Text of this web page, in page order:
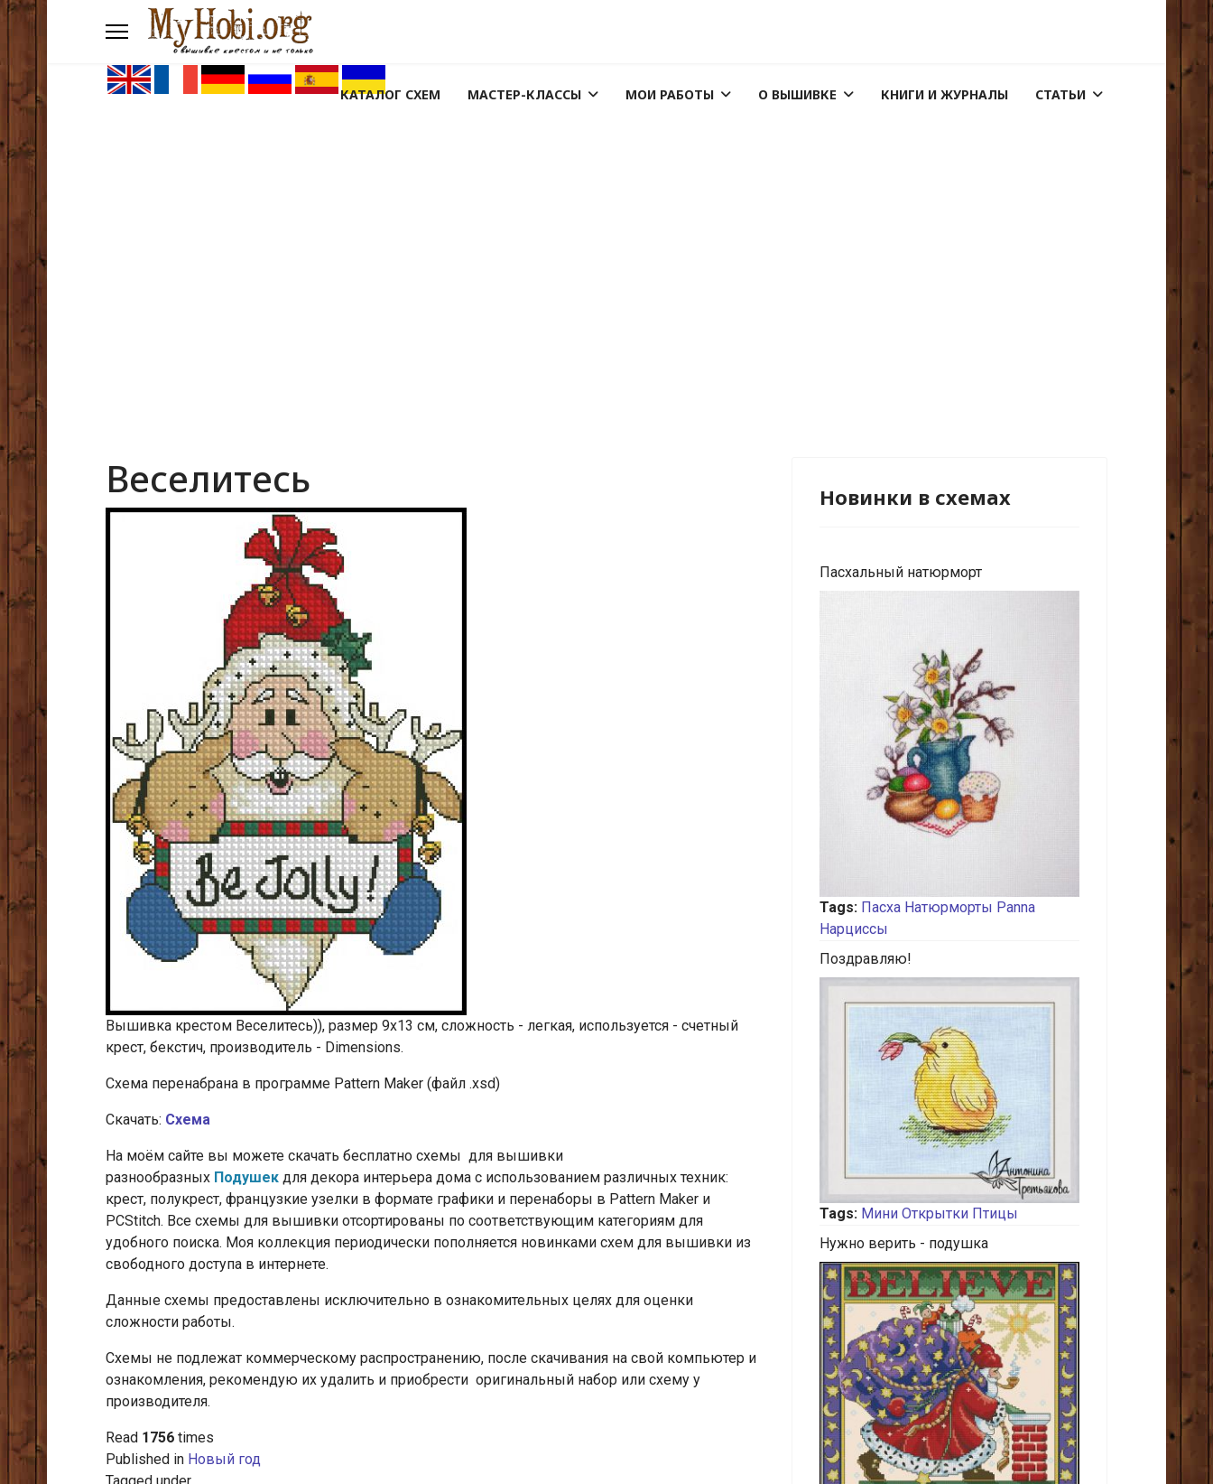
КАТАЛОГ СХЕМ МАСТЕР-КЛАССЫ МОИ РАБОТЫ О ВЫШИВКЕ КНИГИ И ЖУРНАЛЫ СТАТЬИ
Веселитесь
Вышивка крестом Веселитесь)), размер 9х13 см, сложность - легкая, используется - счетный
крест, бекстич, производитель - Dimensions.
Cхема перенабрана в программе Pattern Maker (файл .xsd)
Скачать: Схема
На моём сайте вы можете скачать бесплатно схемы для вышивки
разнообразных Подушек для декора интерьера дома с использованием различных техник:
крест, полукрест, французкие узелки в формате графики и перенаборы в Pattern Maker и
PCStitch. Все схемы для вышивки отсортированы по соответствующим категориям для
удобного поиска. Моя коллекция периодически пополняется новинками схем для вышивки из
свободного доступа в интернете.
Данные схемы предоставлены исключительно в ознакомительных целях для оценки
сложности работы.
Схемы не подлежат коммерческому распространению, после скачивания на свой компьютер и
ознакомления, рекомендую их удалить и приобрести оригинальный набор или схему у
производителя.
Read 1756 times
Published in Новый год
Новинки в схемах
Пасхальный натюрморт
Tags: Пасха Натюрморты Panna
Нарциссы
Поздравляю!
Tags: Мини Открытки Птицы
Нужно верить - подушка